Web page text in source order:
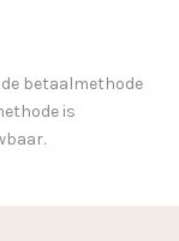
betaalmethode
is